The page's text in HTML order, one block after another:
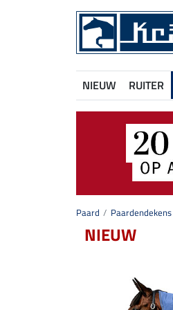
NIEUW RUITER
Paard Paardendekens
NIEUW